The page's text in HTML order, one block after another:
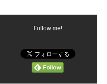
Follow me!